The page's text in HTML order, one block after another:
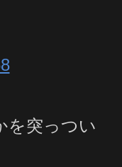
を突っつい